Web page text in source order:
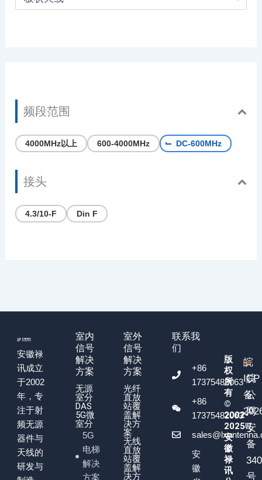
频段范围
4000MHz以上 600-4000MHz DC-600MHz
接头
4.3/10-F Din F
安徽禄
讯成立
于2002
年，专
注于射
频无源
器件与
天线的
研发与
室内
信号
解决
方案
无源
室分
DAS
5G微
室分
5G
电梯
解决
方案
室外
信号
解决
方案
光纤
直放
站覆
盖解
决方
案
无线
直放
站覆
盖解
决方
联系我
们
+86
17375482063
+86
17375482063
安
徽
版
权
所
有
©
2002-
2025
安
徽
禄
讯
皖
ICP
备
号
皖
公
网
安
备
号